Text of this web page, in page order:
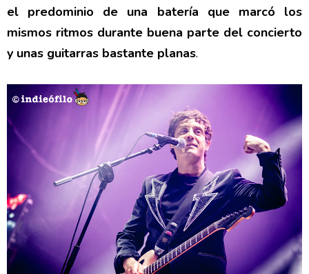
el predominio de una batería que marcó los
mismos ritmos durante buena parte del concierto
y unas guitarras bastante planas.